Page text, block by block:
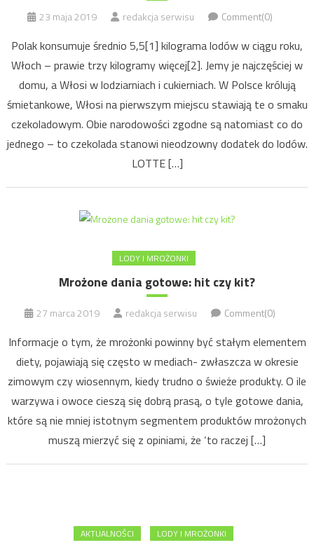
23 maja 2019 redakcja serwisu Comment(0)
Polak konsumuje średnio 5,5[1] kilograma lodów w ciągu roku,
Włoch – prawie trzy kilogramy więcej[2]. Jemy je najczęściej w
domu, a Włosi w lodziarniach i cukierniach. W Polsce królują
śmietankowe, Włosi na pierwszym miejscu stawiają te o smaku
czekoladowym. Obie narodowości zgodne są natomiast co do
jednego – to czekolada stanowi nieodzowny dodatek do lodów.
LOTTE […]
LODY I MROŻONKI
Mrożone dania gotowe: hit czy kit?
27 marca 2019 redakcja serwisu Comment(0)
Informacje o tym, że mrożonki powinny być stałym elementem
diety, pojawiają się często w mediach- zwłaszcza w okresie
zimowym czy wiosennym, kiedy trudno o świeże produkty. O ile
warzywa i owoce cieszą się dobrą prasą, o tyle gotowe dania,
które są nie mniej istotnym segmentem produktów mrożonych
muszą mierzyć się z opiniami, że ‘to raczej […]
AKTUALNOŚCI LODY I MROŻONKI